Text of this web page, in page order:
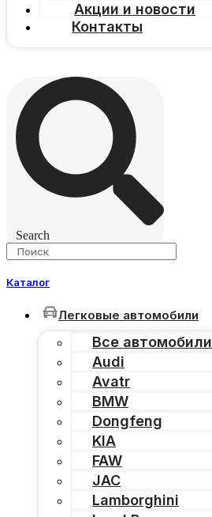
Акции и новости
Контакты
Search
Каталог
Легковые автомобили
Все автомобили
Audi
Avatr
BMW
Dongfeng
KIA
FAW
JAC
Lamborghini